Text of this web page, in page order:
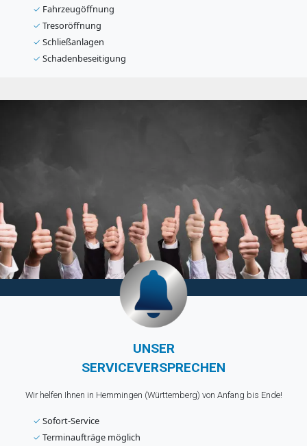
✓ Fahrzeugöffnung
✓ Tresoröffnung
✓ Schließanlagen
✓ Schadenbeseitigung
UNSER
SERVICEVERSPRECHEN
Wir helfen Ihnen in Hemmingen (Württemberg) von Anfang bis Ende!
✓ Sofort-Service
✓ Terminaufträge möglich